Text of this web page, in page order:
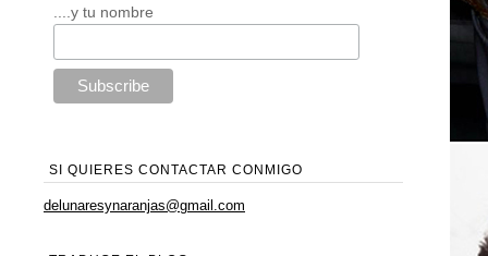
....y tu nombre
SI QUIERES CONTACTAR CONMIGO
delunaresynaranjas@gmail.com